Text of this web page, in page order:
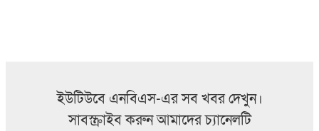
ইউটিউবে এনবিএস-এর সব খবর দেখুন।
সাবস্ক্রাইব করুন আমাদের চ্যানেলটি